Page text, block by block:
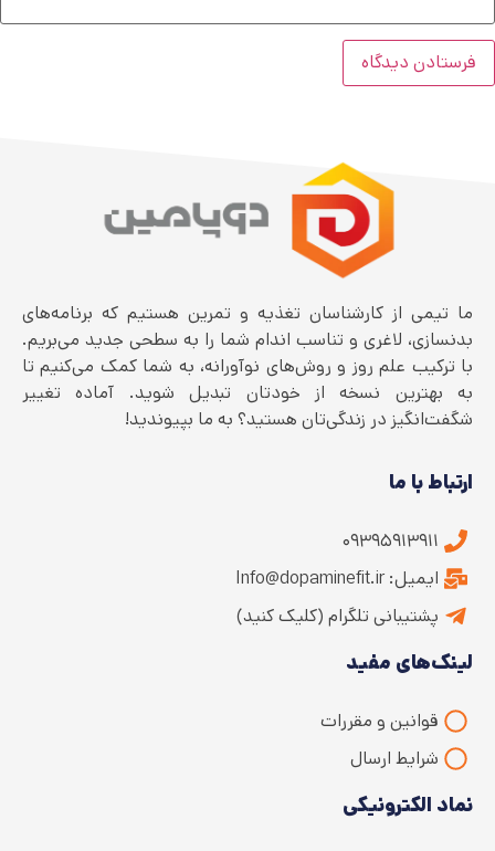
ما تیمی از کارشناسان تغذیه و تمرین هستیم که برنامه‌های
بدنسازی، لاغری و تناسب اندام شما را به سطحی جدید می‌بریم.
با ترکیب علم روز و روش‌های نوآورانه، به شما کمک می‌کنیم تا
به بهترین نسخه از خودتان تبدیل شوید. آماده تغییر
شگفت‌انگیز در زندگی‌تان هستید؟ به ما بپیوندید!
ارتباط با ما
۰۹۳۹۵۹۱۳۹۱۱
ایمیل: Info@dopaminefit.ir
پشتیبانی تلگرام (کلیک کنید)
لینک‌های مفید
قوانین و مقررات
شرایط ارسال
نماد الکترونیکی